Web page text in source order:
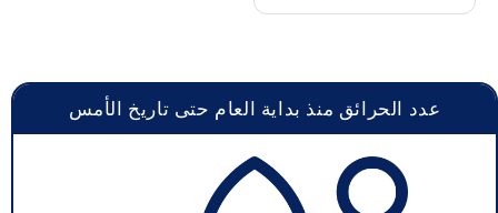
عدد الحرائق منذ بداية العام حتى تاريخ الأمس